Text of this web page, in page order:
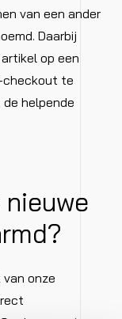
van een ander
Daarbij
op een
checkout te
helpende
nieuwe
onze